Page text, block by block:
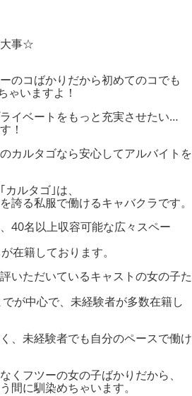
大事☆
のコばかりだから初めてのコでも
ゃいますよ！
イベートをもっと充実させたい…
！
カルタゴなら安心してアルバイトを
ルタゴ｣は、
誇る私服で働けるキャバクラです。
40名以上収容可能な広々スペー
在籍しております。
いただいているキャストの女の子た
が中心で、未経験者が多数在籍し
、未経験者でも自分のペースで働け
くフツーの女の子ばかりだから、
間に馴染めちゃいます。